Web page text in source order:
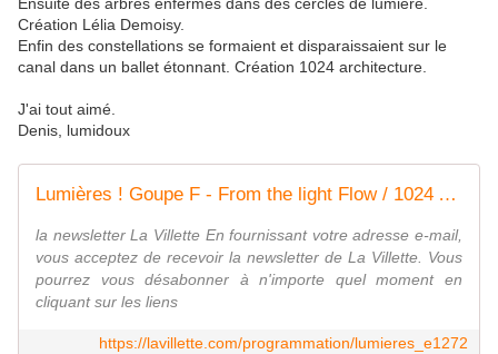
Création Lélia Demoisy.
Enfin des constellations se formaient et disparaissaient sur le
canal dans un ballet étonnant. Création 1024 architecture.
J'ai tout aimé.
Denis, lumidoux
Lumières ! Goupe F - From the light Flow / 1024 Architecture - Constellation
la newsletter La Villette En fournissant votre adresse e-mail,
vous acceptez de recevoir la newsletter de La Villette. Vous
pourrez vous désabonner à n'importe quel moment en
cliquant sur les liens
https://lavillette.com/programmation/lumieres_e1272